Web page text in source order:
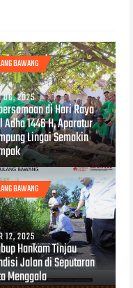
BAWANG
06, 2025
di Hari Raya
Adha 1446 H, Aparatur
Lingai Semakin
BAWANG
12, 2025
Hankam Tinjau
Jalan di Seputaran
Menggala